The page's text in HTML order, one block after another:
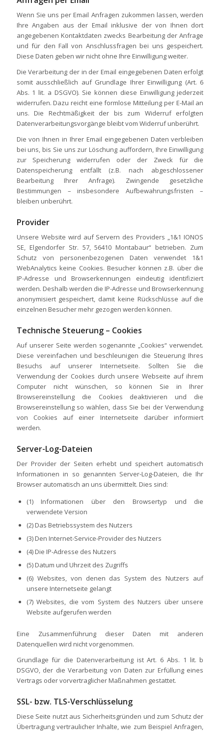
Wenn Sie uns per Email Anfragen zukommen lassen, werden
Ihre Angaben aus der Email inklusive der von Ihnen dort
angegebenen Kontaktdaten zwecks Bearbeitung der Anfrage
und für den Fall von Anschlussfragen bei uns gespeichert.
Diese Daten geben wir nicht ohne Ihre Einwilligung weiter.
Die Verarbeitung der in der Email eingegebenen Daten erfolgt
somit ausschließlich auf Grundlage Ihrer Einwilligung (Art. 6
Abs. 1 lit. a DSGVO). Sie können diese Einwilligung jederzeit
widerrufen. Dazu reicht eine formlose Mitteilung per E-Mail an
uns. Die Rechtmäßigkeit der bis zum Widerruf erfolgten
Datenverarbeitungsvorgänge bleibt vom Widerruf unberührt.
Die von Ihnen in Ihrer Email eingegebenen Daten verbleiben
bei uns, bis Sie uns zur Löschung auffordern, Ihre Einwilligung
zur Speicherung widerrufen oder der Zweck für die
Datenspeicherung entfällt (z.B. nach abgeschlossener
Bearbeitung Ihrer Anfrage). Zwingende gesetzliche
Bestimmungen – insbesondere Aufbewahrungsfristen –
bleiben unberührt.
Provider
Unsere Website wird auf Servern des Providers „1&1 IONOS
SE, Elgendorfer Str. 57, 56410 Montabaur“ betrieben. Zum
Schutz von personenbezogenen Daten verwendet 1&1
WebAnalytics keine Cookies. Besucher können z.B. über die
IP-Adresse und Browserkennungen eindeutig identifiziert
werden. Deshalb werden die IP-Adresse und Browserkennung
anonymisiert gespeichert, damit keine Rückschlüsse auf die
einzelnen Besucher mehr gezogen werden können.
Technische Steuerung – Cookies
Auf unserer Seite werden sogenannte „Cookies“ verwendet.
Diese vereinfachen und beschleunigen die Steuerung Ihres
Besuchs auf unserer Internetseite. Sollten Sie die
Verwendung der Cookies durch unsere Webseite auf ihrem
Computer nicht wünschen, so können Sie in Ihrer
Browsereinstellung die Cookies deaktivieren und die
Browsereinstellung so wählen, dass Sie bei der Verwendung
von Cookies auf einer Internetseite darüber informiert
werden.
Server-Log-Dateien
Der Provider der Seiten erhebt und speichert automatisch
Informationen in so genannten Server-Log-Dateien, die Ihr
Browser automatisch an uns übermittelt. Dies sind:
(1) Informationen über den Browsertyp und die
verwendete Version
(2) Das Betriebssystem des Nutzers
(3) Den Internet-Service-Provider des Nutzers
(4) Die IP-Adresse des Nutzers
(5) Datum und Uhrzeit des Zugriffs
(6) Websites, von denen das System des Nutzers auf
unsere Internetseite gelangt
(7) Websites, die vom System des Nutzers über unsere
Website aufgerufen werden
Eine Zusammenführung dieser Daten mit anderen
Datenquellen wird nicht vorgenommen.
Grundlage für die Datenverarbeitung ist Art. 6 Abs. 1 lit. b
DSGVO, der die Verarbeitung von Daten zur Erfüllung eines
Vertrags oder vorvertraglicher Maßnahmen gestattet.
SSL- bzw. TLS-Verschlüsselung
Diese Seite nutzt aus Sicherheitsgründen und zum Schutz der
Übertragung vertraulicher Inhalte, wie zum Beispiel Anfragen,